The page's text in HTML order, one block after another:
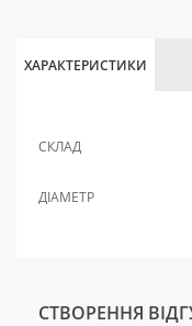
ХАРАКТЕРИСТИКИ
СКЛАД
ДІАМЕТР
СТВОРЕННЯ